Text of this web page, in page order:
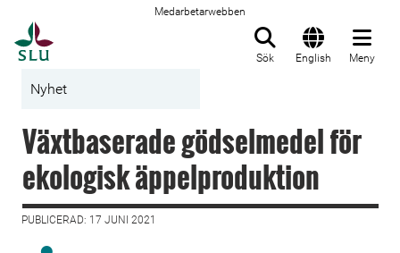
Medarbetarwebben
Sök English Meny
Nyhet
Växtbaserade gödselmedel för
ekologisk äppelproduktion
PUBLICERAD: 17 JUNI 2021